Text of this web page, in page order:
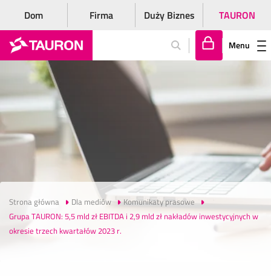
Dom Firma Duży Biznes TAURON
lo
gu
j
ę
Menu
Strona główna Dla mediów
Komunikaty prasowe
Grupa TAURON: 5,5 mld zł EBITDA i 2,9 mld zł nakładów inwestycyjnych w
okresie trzech kwartałów 2023 r.